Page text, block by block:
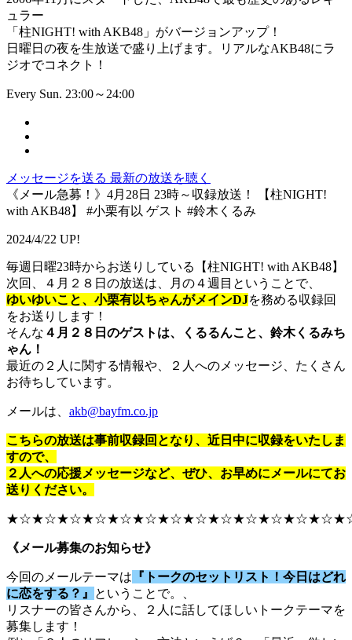
ュラー
「柱NIGHT! with AKB48」がバージョンアップ！
日曜日の夜を生放送で盛り上げます。リアルなAKB48にラ
ジオでコネクト！
Every Sun. 23:00～24:00
メッセージを送る 最新の放送を聴く
《メール急募！》4月28日 23時～収録放送！ 【柱NIGHT!
with AKB48】 #小栗有以 ゲスト #鈴木くるみ
2024/4/22 UP!
毎週日曜23時からお送りしている【柱NIGHT! with AKB48】
次回、４月２８日の放送は、月の４週目ということで、
ゆいゆいこと、小栗有以ちゃんがメインDJを務める収録回
をお送りします！
そんな ４月２８日のゲストは、くるるんこと、鈴木くるみち
ゃん！
最近の２人に関する情報や、２人へのメッセージ、たくさん
お待ちしています。
メールは、 akb@bayfm.co.jp
こちらの放送は事前収録回となり、近日中に収録をいたしま
すので、
２人への応援メッセージなど、ぜひ、お早めにメールにてお
送りください。
《メール募集のお知らせ》
今回のメールテーマは 『トークのセットリスト！今日はどれ
に恋をする？』
ということで。、
リスナーの皆さんから、２人に話してほしいトークテーマを
募集します！